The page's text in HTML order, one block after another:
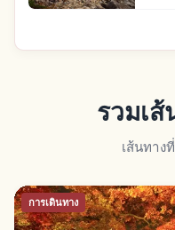
รวมเ
เส้นทาง
การเดินทาง